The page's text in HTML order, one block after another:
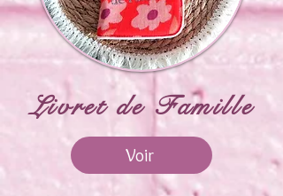
Livret de Famille
Voir